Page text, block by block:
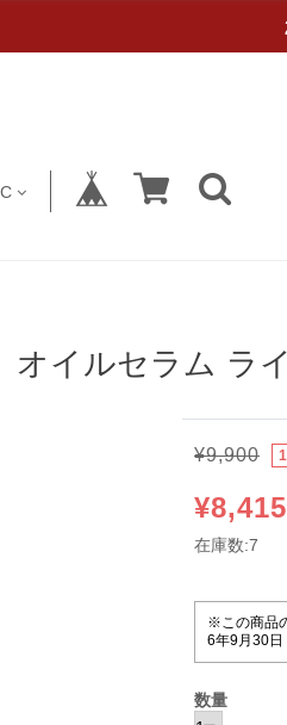
オイルセラム ラ
¥9,900
¥8,415
在庫数:7
※この商品
6年9月30日
数量